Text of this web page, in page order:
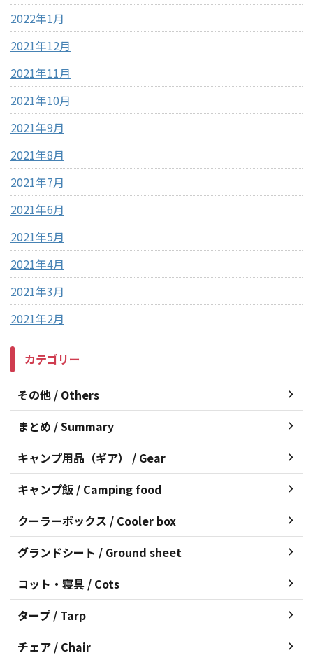
2022年1月
2021年12月
2021年11月
2021年10月
2021年9月
2021年8月
2021年7月
2021年6月
2021年5月
2021年4月
2021年3月
2021年2月
カテゴリー
その他 / Others
まとめ / Summary
キャンプ用品（ギア） / Gear
キャンプ飯 / Camping food
クーラーボックス / Cooler box
グランドシート / Ground sheet
コット・寝具 / Cots
タープ / Tarp
チェア / Chair